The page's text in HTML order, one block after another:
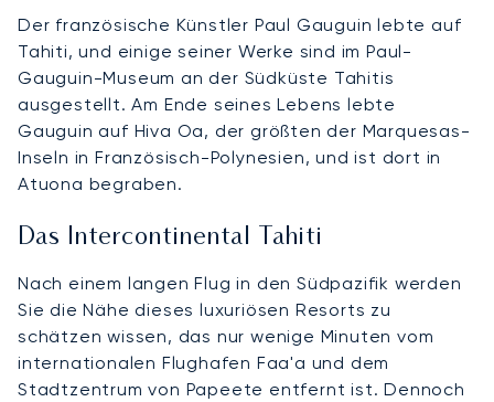
Der französische Künstler Paul Gauguin lebte auf
Tahiti, und einige seiner Werke sind im Paul-
Gauguin-Museum an der Südküste Tahitis
ausgestellt. Am Ende seines Lebens lebte
Gauguin auf Hiva Oa, der größten der Marquesas-
Inseln in Französisch-Polynesien, und ist dort in
Atuona begraben.
Das Intercontinental Tahiti
Nach einem langen Flug in den Südpazifik werden
Sie die Nähe dieses luxuriösen Resorts zu
schätzen wissen, das nur wenige Minuten vom
internationalen Flughafen Faa'a und dem
Stadtzentrum von Papeete entfernt ist. Dennoch